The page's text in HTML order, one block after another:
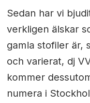
Sedan har vi
verkligen älskar
gamla stofiler är,
och varierat, dj
kommer
numera i